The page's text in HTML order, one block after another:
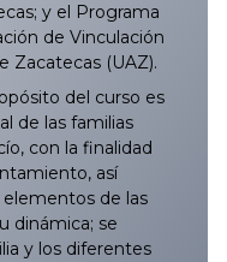
y el Programa
de Vinculación
Zacatecas (UAZ).
del curso es
de las familias
con la finalidad
así
de las
dinámica; se
y los diferentes